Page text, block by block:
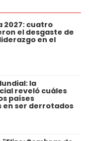
2027: cuatro
el desgaste de
en el
la
reveló cuáles
países
ser derrotados